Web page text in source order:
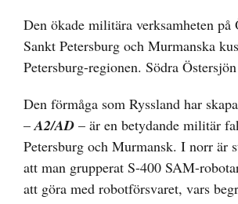
Den ökade militära verksamheten på
Sankt Petersburg och Murmanska
Petersburg-regionen. Södra
Den förmåga som Ryssland har
–A2/AD – är en betydande militär
Petersburg och Murmansk. I norr är
att man grupperat S-400 SAM-
att göra med robotförsvaret, vars